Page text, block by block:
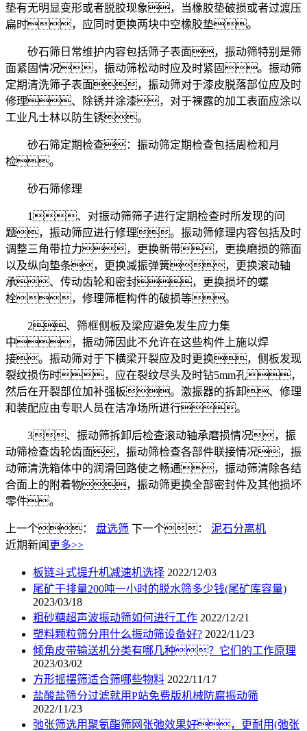
垫有无明显变形或者脱胶现象，当橡胶垫破损或者过渡压
扁时，应同时更换两块中空橡胶垫。
砂石筛日常维护内容包括筛子表面，振动筛特别是筛
面紧固情况，振动筛松动时应及时紧固。振动筛
定期清洗筛子表面，振动筛对于漆皮脱落部位应及时
修理、除锈并涂漆，对于裸露的加工表面应涂以
工业凡士林以防生锈。
砂石筛定期检查：振动筛定期检查包括周检和月
检。
砂石筛修理
1、对振动筛筛子进行定期检查时所发现的问
题，振动筛应进行修理。振动筛修理内容包括及时
调整三角带拉力，更换新带，更换磨损的筛面
以及纵向垫条，更换减振弹簧，更换滚动轴
承、传动齿轮和密封，更换损坏的螺
栓，修理筛框构件的破损等。
2、筛框侧板及梁应避免发生应力集
中，振动筛因此不允许在这些构件上施以焊
接。振动筛对于下横梁开裂应及时更换，侧板发现
裂纹损伤时，应在裂纹尽头及时钻5mm孔，
然后在开裂部位加补强板。激振器的拆卸、修理
和装配应由专职人员在洁净场所进行。
3、振动筛拆卸后检查滚动轴承磨损情况，振
动筛检查齿轮齿面，振动筛检查各部件联接情况，振
动筛清洗箱体中的润滑回路使之畅通，振动筛清除各结
合面上的附着物，振动筛更换全部密封件及其他损坏
零件。
上一个： 盘选筛 下一个： 泥石分离机
近期新闻 更多>>
板链斗式提升机减速机选择 2022/12/03
尾矿干排量200吨一小时的脱水筛多少钱(尾矿库容量)
2023/03/18
粗砂糖超声波振动筛如何进行工作 2022/12/21
塑料颗粒筛分用什么振动筛设备好? 2022/11/23
倾角皮带输送机分类有哪几种？它们的工作原理
2023/03/02
方形摇摆筛适合筛哪些物料 2022/11/17
盐酸盐筛分过滤就用P站免费版机械防腐振动筛
2022/11/23
弛张筛选用聚氨酯筛网张弛效果好，更耐用(弛张